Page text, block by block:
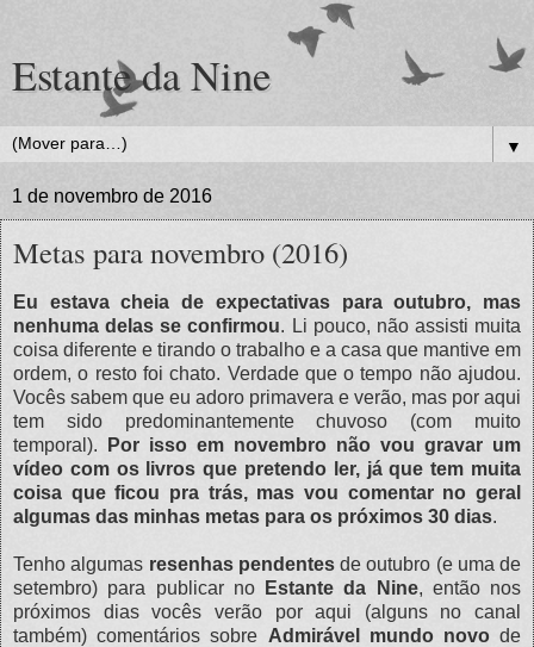
Estante da Nine
▼
1 de novembro de 2016
Metas para novembro (2016)
Eu estava cheia de expectativas para outubro, mas
nenhuma delas se confirmou. Li pouco, não assisti muita
coisa diferente e tirando o trabalho e a casa que mantive em
ordem, o resto foi chato. Verdade que o tempo não ajudou.
Vocês sabem que eu adoro primavera e verão, mas por aqui
tem sido predominantemente chuvoso (com muito
temporal).
Por isso em novembro não vou gravar um
vídeo com os livros que pretendo ler, já que tem muita
coisa que ficou pra trás, mas vou comentar no geral
algumas das minhas metas para os próximos 30 dias.
Tenho algumas resenhas pendentesde outubro (e uma de
setembro) para publicar no
Estante da Nine, então nos
próximos dias vocês verão por aqui (alguns no canal
também) comentários sobre Admirável mundo novode